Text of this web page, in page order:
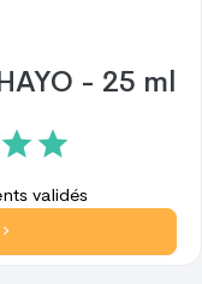
- 25 ml
validés